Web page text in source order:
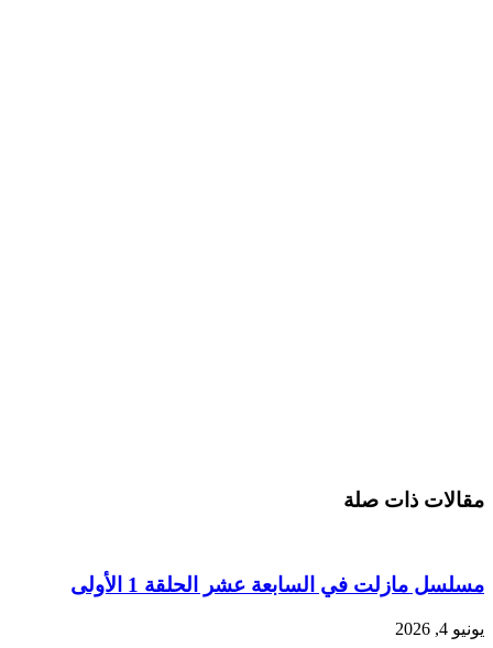
مقالات ذات صلة
مسلسل مازلت في السابعة عشر الحلقة 1 الأولى
يونيو 4, 2026